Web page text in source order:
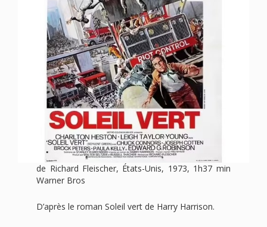
de Richard Fleischer, États-Unis, 1973, 1h37 min
Warner Bros
D’après le roman Soleil vert de Harry Harrison.